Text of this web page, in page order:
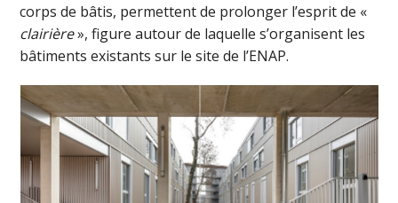
corps de bâtis, permettent de prolonger l’esprit de «
clairière», figure autour de laquelle s’organisent les
bâtiments existants sur le site de l’ENAP.